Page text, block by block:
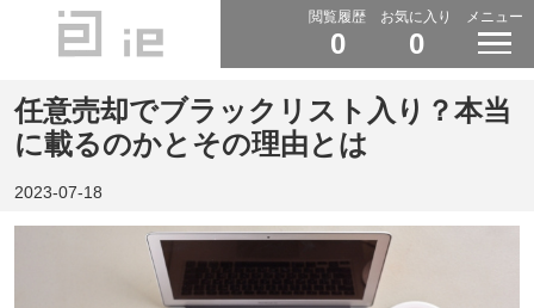
閲覧履歴
0
お気に入り
0
メニュー
任意売却でブラックリスト入り？本当
に載るのかとその理由とは
2023-07-18